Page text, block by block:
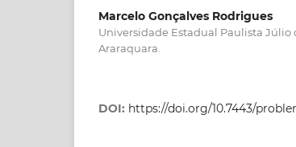
Marcelo Gonçalves Rodrigues
Universidade Estadual Paulista Júlio
Araraquara.
DOI: https://doi.org/10.7443/